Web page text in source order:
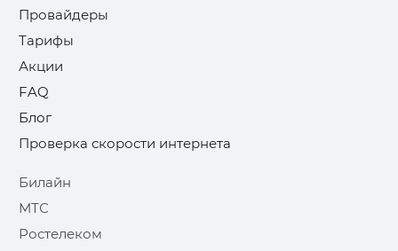
Провайдеры
Тарифы
Акции
FAQ
Блог
Проверка скорости интернета
Билайн
МТС
Ростелеком